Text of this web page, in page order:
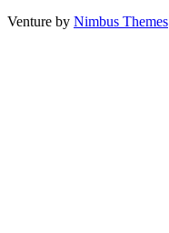
Venture by Nimbus Themes